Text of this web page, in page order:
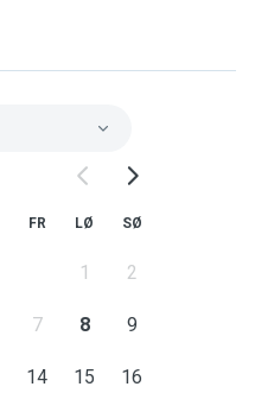
FR LØ SØ
1 2
7 8 9
14 15 16